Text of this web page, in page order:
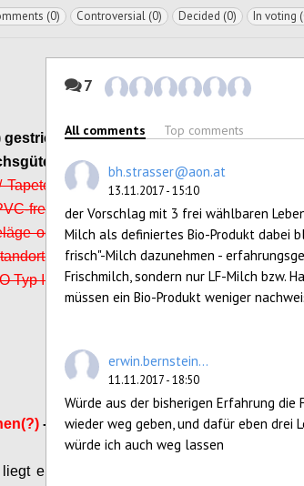
(0) Controversial (0) Decided (0) In voting
gestrichen, da schwer
integriert
des Betriebes
frei (1 Punkt)
oderWandbeläge,
vorhanden sind,
Typ I (1 Punkt).
-> b) in Kriterium
ein Nachweis vor,
7
All comments Top comments
bh.strasser@aon.at
13.11.2017 - 15:10
der Vorschlag mit 3 frei wählbaren
Milch als definiertes Bio-Produkt dabei
frisch"-Milch dazunehmen -
Frischmilch, sondern nur LF-Milch bzw.
müssen ein Bio-Produkt weniger
erwin.bernstein...
11.11.2017 - 18:50
Würde aus der bisherigen Erfahrung
wieder weg geben, und dafür eben drei
würde ich auch weg lassen